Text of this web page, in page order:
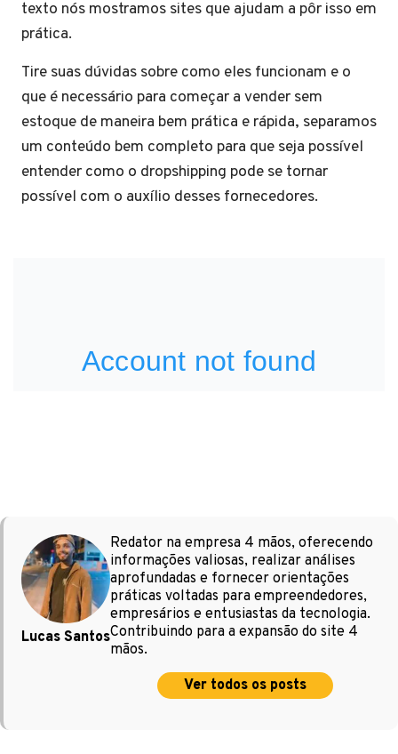
texto nós mostramos sites que ajudam a pôr isso em
prática.
Tire suas dúvidas sobre como eles funcionam e o
que é necessário para começar a vender sem
estoque de maneira bem prática e rápida, separamos
um conteúdo bem completo para que seja possível
entender como o dropshipping pode se tornar
possível com o auxílio desses fornecedores.
Lucas Santos
Redator na empresa 4 mãos, oferecendo
informações valiosas, realizar análises
aprofundadas e fornecer orientações
práticas voltadas para empreendedores,
empresários e entusiastas da tecnologia.
Contribuindo para a expansão do site 4
mãos.
Ver todos os posts